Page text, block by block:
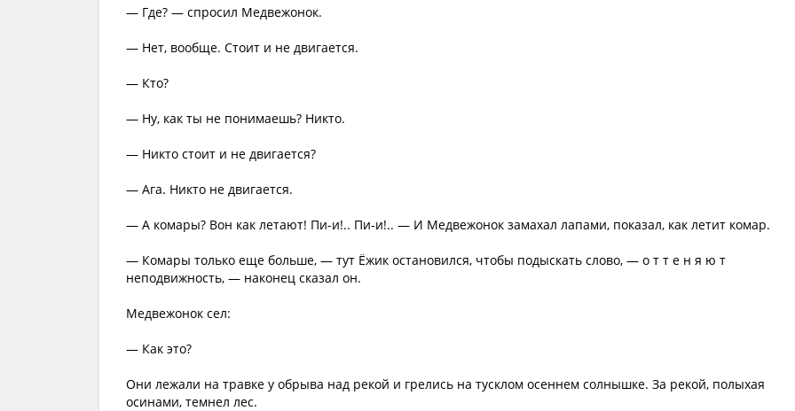
— Где? — спросил Медвежонок.
— Нет, вообще. Стоит и не двигается.
— Кто?
— Ну, как ты не понимаешь? Никто.
— Никто стоит и не двигается?
— Ага. Никто не двигается.
— А комары? Вон как летают! Пи-и!.. Пи-и!.. — И Медвежонок замахал лапами, показал, как летит комар.
— Комары только еще больше, — тут Ёжик остановился, чтобы подыскать слово, — о т т е н я ю т
неподвижность, — наконец сказал он.
Медвежонок сел:
— Как это?
Они лежали на травке у обрыва над рекой и грелись на тусклом осеннем солнышке. За рекой, полыхая
осинами, темнел лес.